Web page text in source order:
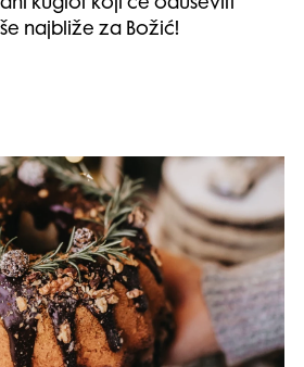
kuglof koji će oduševiti
najbliže za Božić!